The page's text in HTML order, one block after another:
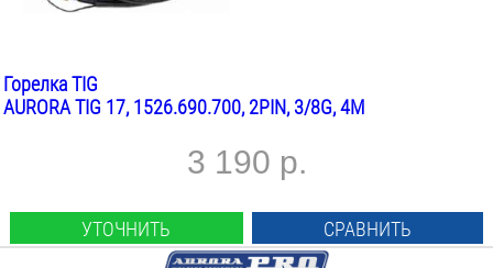
Горелка TIG
AURORA TIG 17, 1526.690.700, 2PIN, 3/8G, 4М
3 190 р.
УТОЧНИТЬ СРАВНИТЬ